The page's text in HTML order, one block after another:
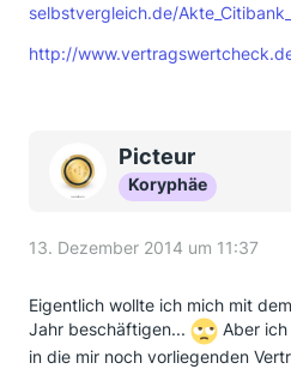
selbstvergleich.de/
http://
Picteur
Koryphäe
13. Dezember 2014 um 11:37
Eigentlich wollte ich mich mit
Jahr beschäftigen...
Aber
in die mir noch vorliegenden